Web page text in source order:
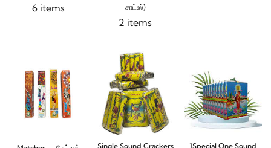
6 items
சாட்ஸ்)
2 items
Single Sound Crackers 1Special One Sound